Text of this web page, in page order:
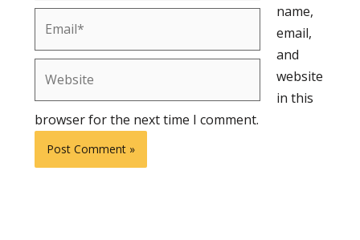
name,
email,
and
website
in this
browser for the next time I comment.